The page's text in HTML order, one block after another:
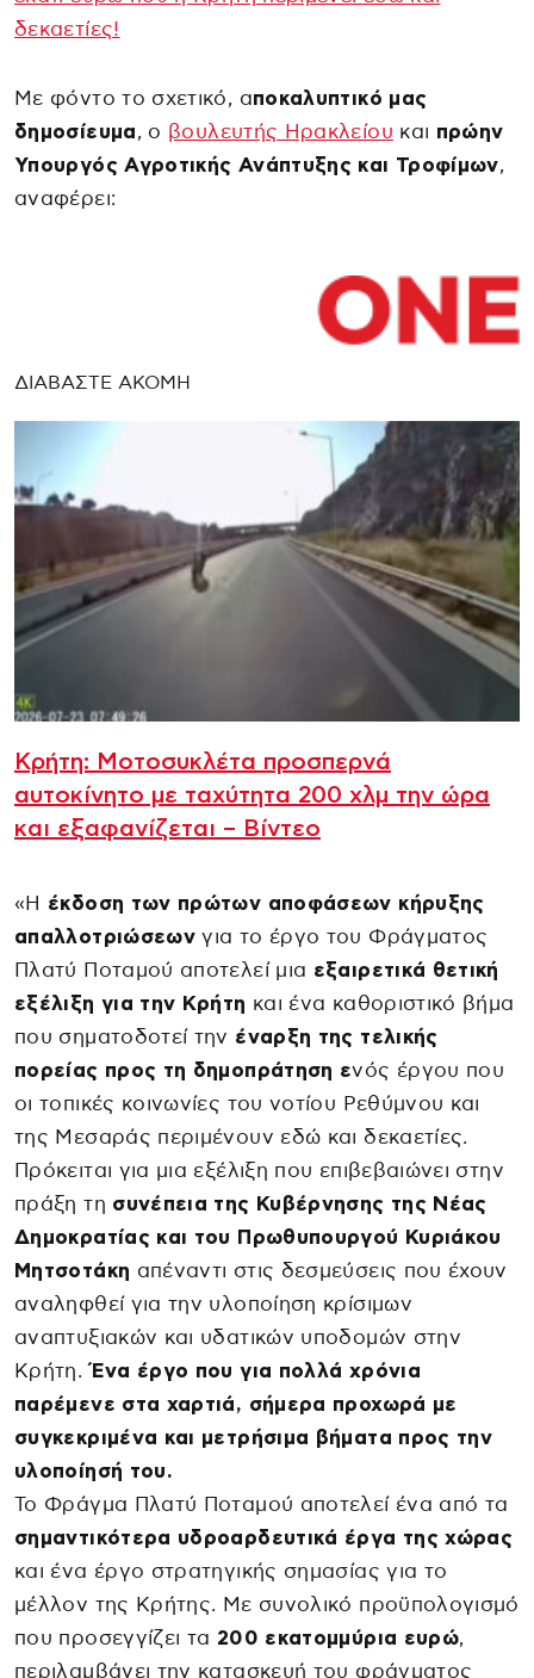
δεκαετίες!
Με φόντο το σχετικό, αποκαλυπτικό μας
δημοσίευμα, ο βουλευτής Ηρακλείου και πρώην
Υπουργός Αγροτικής Ανάπτυξης και Τροφίμων,
αναφέρει:
ΔΙΑΒΑΣΤΕ ΑΚΟΜΗ
Κρήτη: Μοτοσυκλέτα προσπερνά
αυτοκίνητο με ταχύτητα 200 χλμ την ώρα
και εξαφανίζεται – Βίντεο
«Η έκδοση των πρώτων αποφάσεων κήρυξης
απαλλοτριώσεων για το έργο του Φράγματος
Πλατύ Ποταμού αποτελεί μια εξαιρετικά θετική
εξέλιξη για την Κρήτη και ένα καθοριστικό βήμα
που σηματοδοτεί την έναρξη της τελικής
πορείας προς τη δημοπράτηση ενός έργου που
οι τοπικές κοινωνίες του νοτίου Ρεθύμνου και
της Μεσαράς περιμένουν εδώ και δεκαετίες.
Πρόκειται για μια εξέλιξη που επιβεβαιώνει στην
πράξη τη συνέπεια της Κυβέρνησης της Νέας
Δημοκρατίας και του Πρωθυπουργού Κυριάκου
Μητσοτάκη απέναντι στις δεσμεύσεις που έχουν
αναληφθεί για την υλοποίηση κρίσιμων
αναπτυξιακών και υδατικών υποδομών στην
Κρήτη. Ένα έργο που για πολλά χρόνια
παρέμενε στα χαρτιά, σήμερα προχωρά με
συγκεκριμένα και μετρήσιμα βήματα προς την
υλοποίησή του.
Το Φράγμα Πλατύ Ποταμού αποτελεί ένα από τα
σημαντικότερα υδροαρδευτικά έργα της χώρας
και ένα έργο στρατηγικής σημασίας για το
μέλλον της Κρήτης. Με συνολικό προϋπολογισμό
που προσεγγίζει τα 200 εκατομμύρια ευρώ,
περιλαμβάνει την κατασκευή του φράγματος